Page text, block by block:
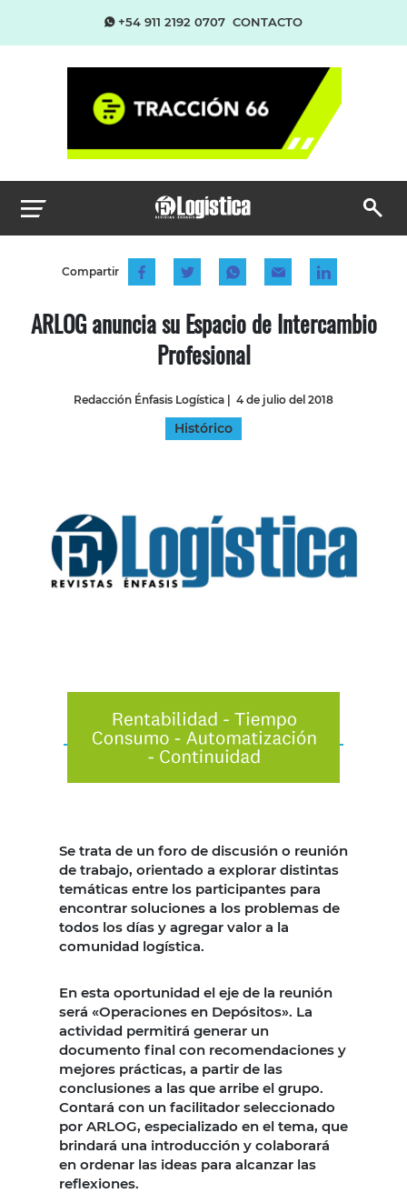
+54 911 2192 0707 CONTACTO
Compartir
ARLOG anuncia su Espacio de Intercambio
Profesional
Redacción Énfasis Logística | 4 de julio del 2018
Histórico
Se trata de un foro de discusión o reunión
de trabajo, orientado a explorar distintas
temáticas entre los participantes para
encontrar soluciones a los problemas de
todos los días y agregar valor a la
comunidad logística.
En esta oportunidad el eje de la reunión
será «Operaciones en Depósitos». La
actividad permitirá generar un
documento final con recomendaciones y
mejores prácticas, a partir de las
conclusiones a las que arribe el grupo.
Contará con un facilitador seleccionado
por ARLOG, especializado en el tema, que
brindará una introducción y colaborará
en ordenar las ideas para alcanzar las
reflexiones.